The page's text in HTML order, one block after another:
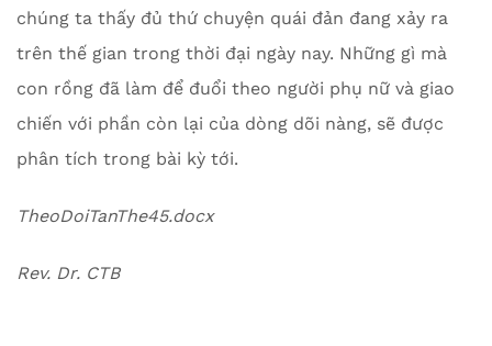
chúng ta thấy đủ thứ chuyện quái đản đang xảy ra
trên thế gian trong thời đại ngày nay. Những gì mà
con rồng đã làm để đuổi theo người phụ nữ và giao
chiến với phần còn lại của dòng dõi nàng, sẽ được
phân tích trong bài kỳ tới.
TheoDoiTanThe45.docx
Rev. Dr. CTB